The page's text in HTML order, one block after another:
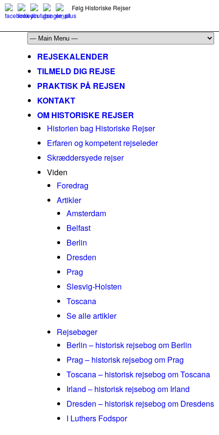
Følg Historiske Rejser
REJSEKALENDER
TILMELD DIG REJSE
PRAKTISK PÅ REJSEN
KONTAKT
OM HISTORISKE REJSER
Historien bag Historiske Rejser
Erfaren og kompetent rejseleder
Skræddersyede rejser
Viden
Foredrag
Artikler
Amsterdam
Belfast
Berlin
Dresden
Prag
Slesvig-Holsten
Toscana
Se alle artikler
Rejsebøger
Berlin – historisk rejsebog om Berlin
Prag – historisk rejsebog om Prag
Toscana – historisk rejsebog om Toscana
Irland – historisk rejsebog om Irland
Dresden – historisk rejsebog om Dresdens
I Luthers Fodspor